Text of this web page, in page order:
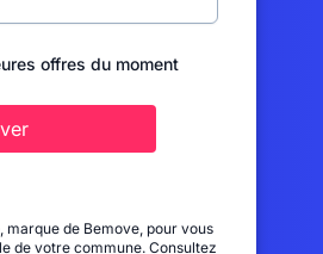
offres du moment
de Bemove, pour vous
de votre commune. Consultez